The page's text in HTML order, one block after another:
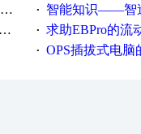
· 智能知识——智造时代，
· 求助EBPro的流
· OPS插拔式电脑